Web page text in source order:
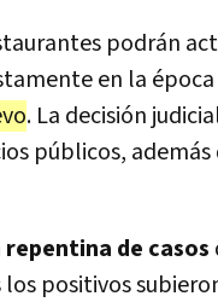
podrán
en la
. La decisión
públicos,
repentina de casos
positivos